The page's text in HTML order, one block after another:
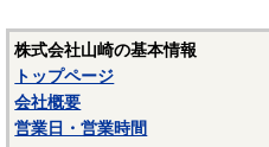
〇鉄鋼材料
ステンレス材料
株式会社山崎の基本情報
トップページ
会社概要
営業日・営業時間